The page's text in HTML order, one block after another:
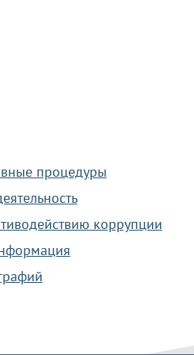
процедуры
коррупции